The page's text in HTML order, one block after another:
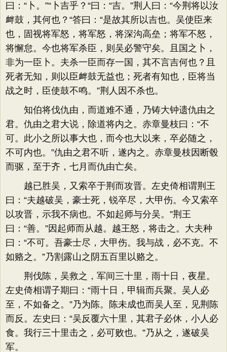
曰：“卜。”“卜吉乎？“曰：“吉。”荆人曰：“今荆将以汝
衅鼓，其何也？“答曰：“是故其所以吉也。吴使臣来
也，固视将军怒，将军怒，将深沟高垒；将军不怒，
将懈怠。今也将军杀臣，则吴必警守矣。且国之卜，
非为一臣卜。夫杀一臣而存一国，其不言吉何也？且
死者无知，则以臣衅鼓无益也；死者有知也，臣将当
战之时，臣使鼓不鸣。”荆人因不杀也。
知伯将伐仇由，而道难不通，乃铸大钟遗仇由之
君。仇由之君大说，除道将内之。赤章曼枝曰：“不
可。此小之所以事大也，而今也大以来，卒必随之，
不可内也。”仇由之君不听，遂内之。赤章曼枝因断毂
而驱，至于齐，七月而仇由亡矣。
越已胜吴，又索卒于荆而攻晋。左史倚相谓荆王
曰：“夫越破吴，豪士死，锐卒尽，大甲伤。今又索卒
以攻晋，示我不病也。不如起师与分吴。”荆王
曰：“善。”因起师而从越。越王怒，将击之。大夫种
曰：“不可。吾豪士尽，大甲伤。我与战，必不克。不
如赂之。”乃割露山之阴五百里以赂之。
荆伐陈，吴救之，军间三十里，雨十日，夜星。
左史倚相谓子期曰：“雨十日，甲辑而兵聚。吴人必
至，不如备之。”乃为陈。陈未成也而吴人至，见荆陈
而反。左史曰：“吴反覆六十里，其君子必休，小人必
食。我行三十里击之，必可败也。”乃从之，遂破吴
军。